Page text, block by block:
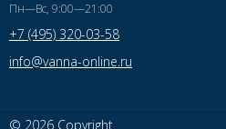
Пн—Вс, 9:00—21:00
+7 (495) 320-03-58
info@vanna-online.ru
© 2026 Copyright